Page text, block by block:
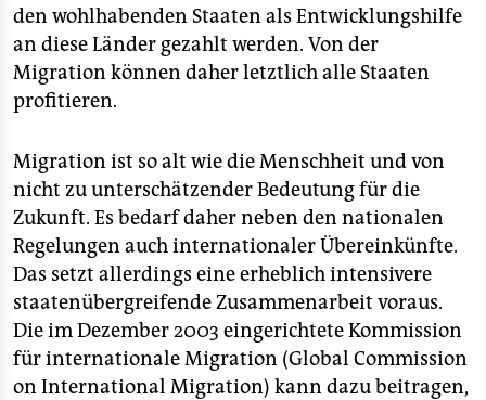
den wohlhabenden Staaten als Entwicklungshilfe
an diese Länder gezahlt werden. Von der
Migration können daher letztlich alle Staaten
profitieren.
Migration ist so alt wie die Menschheit und von
nicht zu unterschätzender Bedeutung für die
Zukunft. Es bedarf daher neben den nationalen
Regelungen auch internationaler Übereinkünfte.
Das setzt allerdings eine erheblich intensivere
staatenübergreifende Zusammenarbeit voraus.
Die im Dezember 2003 eingerichtete Kommission
für internationale Migration (Global Commission
on International Migration) kann dazu beitragen,